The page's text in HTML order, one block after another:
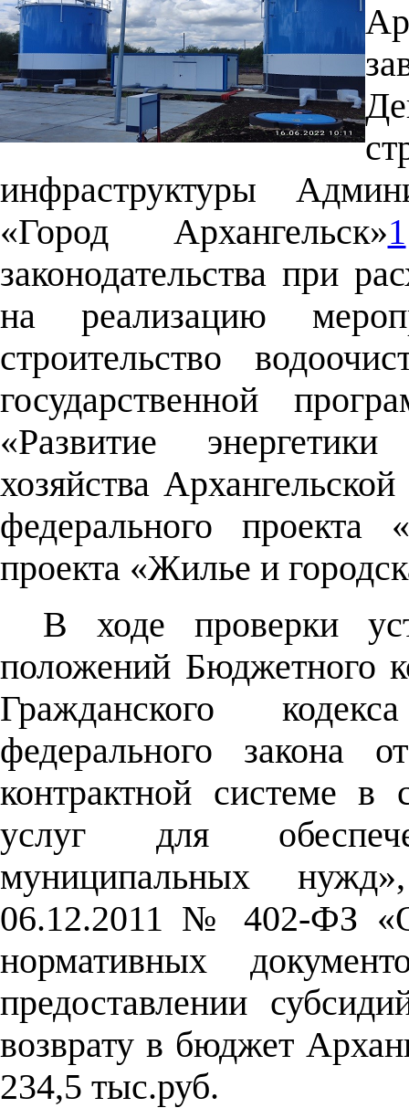
инфраструктуры
«Город Архангельск»1
законодательства при
на реализацию
строительство
государственной
«Развитие
хозяйства
федерального проекта
проекта «Жилье и
В ходе проверки
положений Бюджетного
Гражданского
федерального
контрактной системе в
услуг для
муниципальных
06.12.2011 № 402-ФЗ «О
нормативных
предоставлении
возврату в бюджет
234,5 тыс.руб.